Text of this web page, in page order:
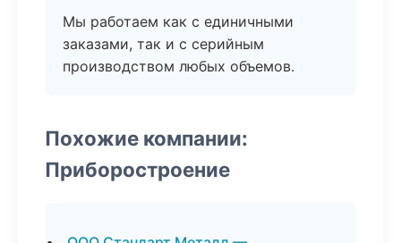
Мы работаем как с единичными
заказами, так и с серийным
производством любых объемов.
Похожие компании:
Приборостроение